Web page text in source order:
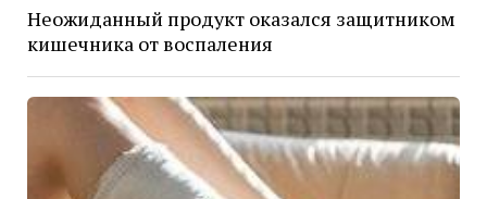
Неожиданный продукт оказался защитником
кишечника от воспаления